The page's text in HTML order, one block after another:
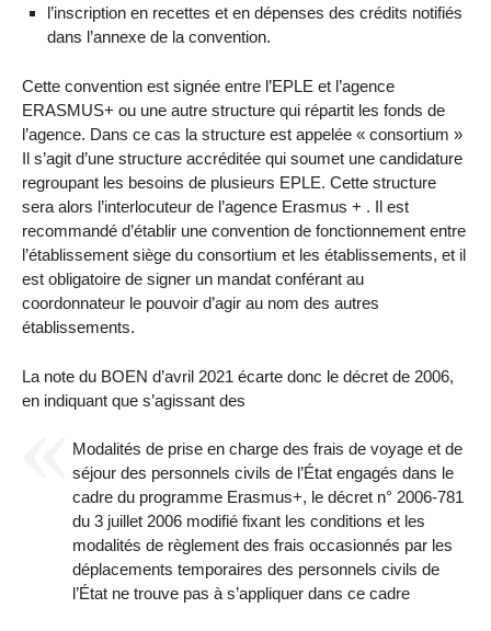
l’inscription en recettes et en dépenses des crédits notifiés
dans l’annexe de la convention.
Cette convention est signée entre l’EPLE et l’agence
ERASMUS+ ou une autre structure qui répartit les fonds de
l’agence. Dans ce cas la structure est appelée « consortium »
Il s’agit d’une structure accréditée qui soumet une candidature
regroupant les besoins de plusieurs EPLE. Cette structure
sera alors l’interlocuteur de l’agence Erasmus + . Il est
recommandé d’établir une convention de fonctionnement entre
l’établissement siège du consortium et les établissements, et il
est obligatoire de signer un mandat conférant au
coordonnateur le pouvoir d’agir au nom des autres
établissements.
La note du BOEN d’avril 2021 écarte donc le décret de 2006,
en indiquant que s’agissant des
Modalités de prise en charge des frais de voyage et de
séjour des personnels civils de l’État engagés dans le
cadre du programme Erasmus+, le décret n° 2006-781
du 3 juillet 2006 modifié fixant les conditions et les
modalités de règlement des frais occasionnés par les
déplacements temporaires des personnels civils de
l’État ne trouve pas à s’appliquer dans ce cadre